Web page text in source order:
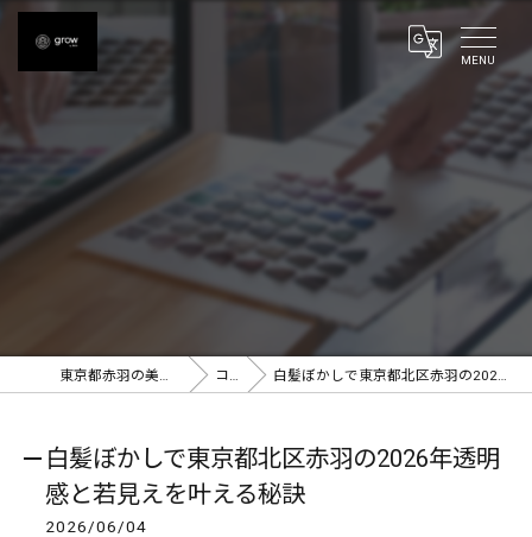
東京都赤羽の美容室ならgrow 赤羽 コラム 白髪ぼかしで東京都北区赤羽の2026年透明感と若見えを叶える秘訣
白髪ぼかしで東京都北区赤羽の2026年透明
感と若見えを叶える秘訣
2026/06/04